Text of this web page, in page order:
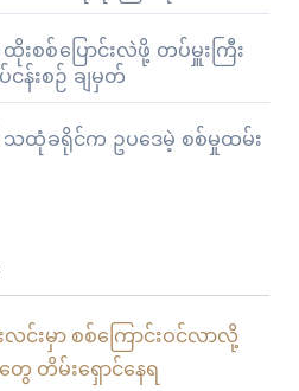
စစ်ပြောင်းလဲဖို့ တပ်မှူးကြီး
ငန်းစဉ် ချမှတ်
သထုံခရိုင်က ဥပဒေမဲ့ စစ်မှုထမ်း
င်းမှာ စစ်ကြောင်းဝင်လာလို့
ေ တိမ်းရှောင်နေရ